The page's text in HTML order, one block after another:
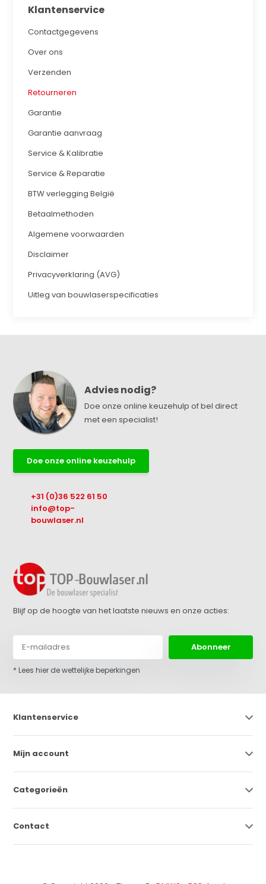
Klantenservice
Contactgegevens
Over ons
Verzenden
Retourneren
Garantie
Garantie aanvraag
Service & Kalibratie
Service & Reparatie
BTW verlegging België
Betaalmethoden
Algemene voorwaarden
Disclaimer
Privacyverklaring (AVG)
Uitleg van bouwlaserspecificaties
Advies nodig?
Doe onze online keuzehulp of bel direct
met een specialist!
Doe onze online keuzehulp
+31 (0)36 522 61 50
info@top-
bouwlaser.nl
Blijf op de hoogte van het laatste nieuws en onze acties:
Abonneer
* Lees hier de wettelijke beperkingen
Klantenservice
Mijn account
Categorieën
Contact